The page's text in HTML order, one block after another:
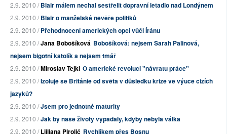
2.9. 2010 /Blair málem nechal sestřelit dopravní letadlo nad Londýnem
2.9. 2010 /Blair o manželské nevěře politiků
2.9. 2010 /Přehodnocení amerických opcí vůči Íránu
2.9. 2010 /Jana Bobošíková Bobošíková: nejsem Sarah Palinová,
nejsem bigotní katolík a nejsem tmář
2.9. 2010 /Miroslav Tejkl O americké revoluci "návratu práce"
2.9. 2010 /Izoluje se Británie od světa v důsledku krize ve výuce cizích
jazyků?
2.9. 2010 /Jsem pro jednotné maturity
2.9. 2010 /Jak by naše životy vypadaly, kdyby nebyla válka
2.9. 2010 /Ljiljana Pirolić Rychlíkem přes Bosnu